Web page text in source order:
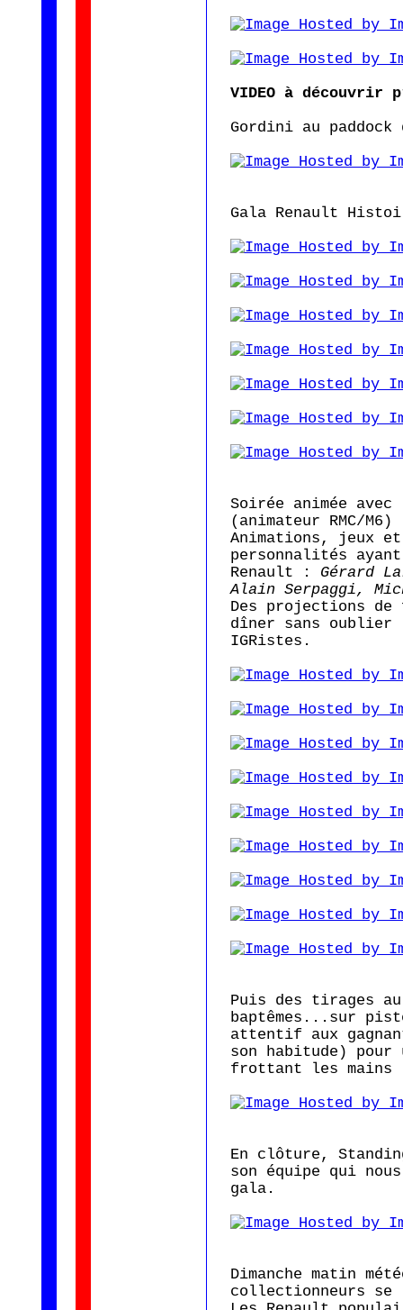
VIDEO à découvrir
Gordini au
Gala Renault
Soirée animée
(animateur RMC/M6)
Animations, jeux
personnalités
Renault : Gérard
Alain Serpaggi,
Des projections de
dîner sans oublier
IGRistes.
Puis des tirages
baptêmes...sur
attentif aux
son habitude)
frottant les mains
En clôture,
son équipe qui
gala.
Dimanche matin
collectionneurs se